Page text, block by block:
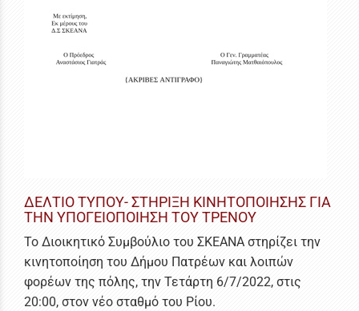
ΔΕΛΤΙΟ ΤΥΠΟΥ- ΣΤΗΡΙΞΗ ΚΙΝΗΤΟΠΟΙΗΣΗΣ ΓΙΑ
ΤΗΝ ΥΠΟΓΕΙΟΠΟΙΗΣΗ ΤΟΥ ΤΡΕΝΟΥ
Το Διοικητικό Συμβούλιο του ΣΚΕΑΝΑ στηρίζει την
κινητοποίηση του Δήμου Πατρέων και λοιπών
φορέων της πόλης, την Τετάρτη 6/7/2022, στις
20:00, στον νέο σταθμό του Ρίου.